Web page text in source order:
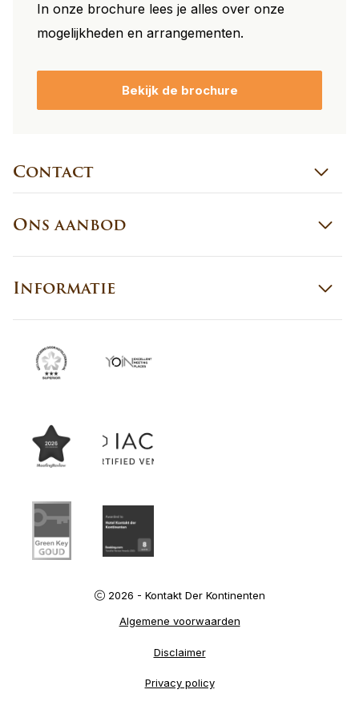
Contact
Ons aanbod
Informatie
In onze brochure lees je alles over onze
mogelijkheden en arrangementen.
Bekijk de brochure
2026 - Kontakt Der Kontinenten
Algemene voorwaarden
Disclaimer
Privacy policy